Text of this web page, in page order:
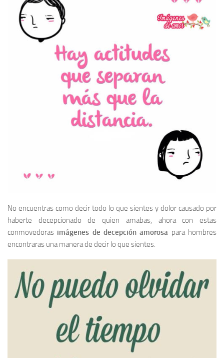
No encuentras como decir todo lo que sientes y dolor causado por
haberte decepcionado de quien amabas, ahora con estas
conmovedoras imágenes de decepción amorosa para hombres
encontraras una manera de decir lo que sientes.